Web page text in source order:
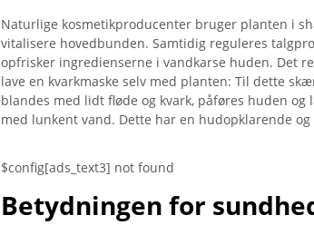
Naturlige kosmetikproducenter bruger planten i
vitalisere hovedbunden. Samtidig reguleres
opfrisker ingredienserne i vandkarse huden. Det
lave en kvarkmaske selv med planten: Til dette
blandes med lidt fløde og kvark, påføres huden
med lunkent vand. Dette har en hudopklarende
$config[ads_text3] not found
Betydningen for